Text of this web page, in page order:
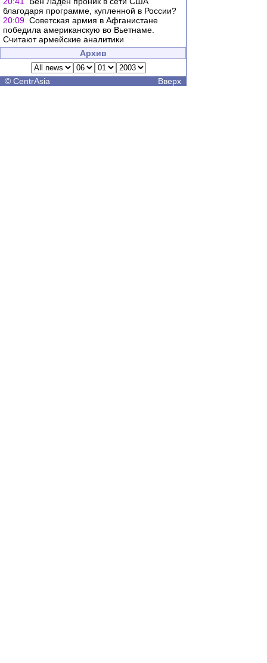
благодаря программе, купленной в России?
20:09 Советская армия в Афганистане
победила американскую во Вьетнаме.
Считают армейские аналитики
Архив
© CentrAsia Вверх